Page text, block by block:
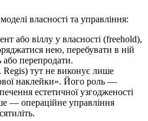
власності та управління:
або віллу у власності (freehold),
нею, перебувати в ній
перепродати.
Regis) тут не виконує лише
наклейки». Його роль —
естетичної узгодженості
— операційне управління